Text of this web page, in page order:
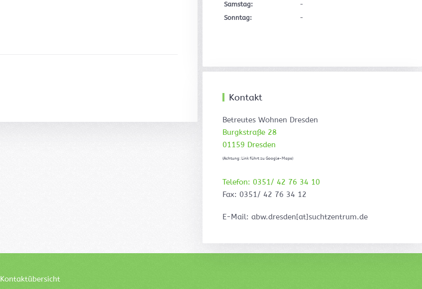
Samstag:
-
Sonntag:
-
Kontakt
Betreutes Wohnen Dresden
Burgkstraße 28
01159 Dresden
(Achtung: Link führt zu Google-Maps)
Telefon: 0351/ 42 76 34 10
Fax: 0351/ 42 76 34 12
E-Mail: abw.dresden[at]suchtzentrum.de
Kontaktübersicht